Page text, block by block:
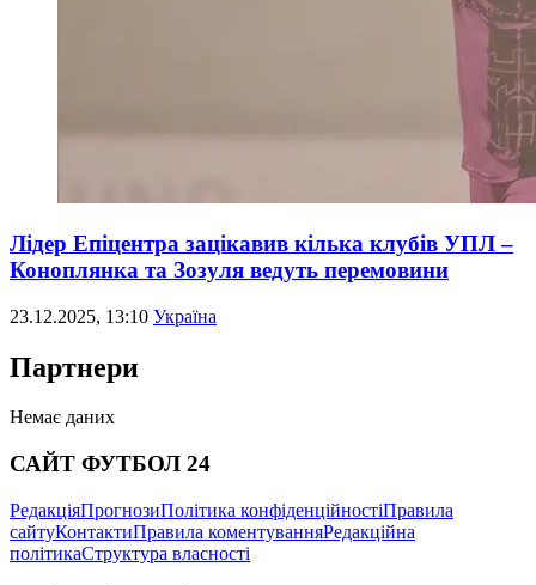
Лідер Епіцентра зацікавив кілька клубів УПЛ –
Коноплянка та Зозуля ведуть перемовини
23.12.2025, 13:10 Україна
Партнери
Немає даних
САЙТ ФУТБОЛ 24
РедакціяПрогнозиПолітика конфіденційностіПравила
сайтуКонтактиПравила коментуванняРедакційна
політикаСтруктура власності